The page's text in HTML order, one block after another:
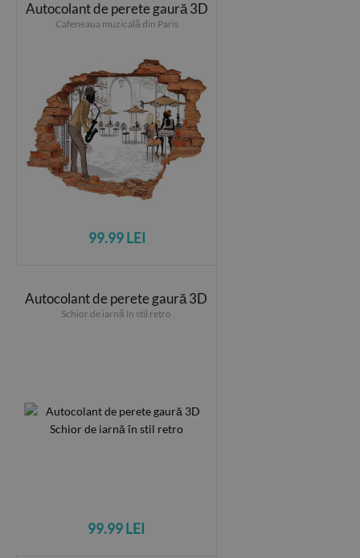
Autocolant de perete gaură 3D
Cafeneaua muzicală din Paris
99.99 LEI
Autocolant de perete gaură 3D
Schior de iarnă în stil retro
99.99 LEI